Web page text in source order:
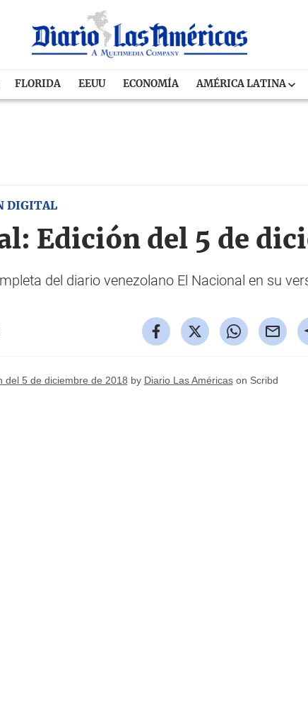
FLORIDA EEUU ECONOMÍA AMÉRICA LATINA
DIGITAL
Edición del 5 de
del diario venezolano El Nacional en su
del 5 de diciembre de 2018 by Diario Las Américason Scribd